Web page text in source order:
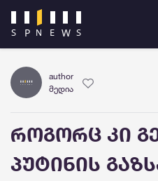
author
მედია
როგორც კი
პუტინის